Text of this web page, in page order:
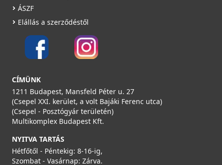
ÁSZF
Elállás a szerződéstől
CÍMÜNK
1211 Budapest, Mansfeld Péter u. 27
(Csepel XXI. kerület, a volt Bajáki Ferenc utca)
(Csepel - Posztógyár területén)
Multikomplex Budapest Kft.
NYITVA TARTÁS
Hétfőtől - Péntekig: 8-16-ig,
Szombat - Vasárnap: Zárva.